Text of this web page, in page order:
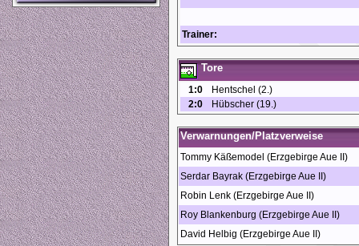
Trainer:
Tore
1:0
Hentschel (2.)
2:0
Hübscher (19.)
Verwarnungen/Platzverweise
Tommy Käßemodel (Erzgebirge Aue II)
Serdar Bayrak (Erzgebirge Aue II)
Robin Lenk (Erzgebirge Aue II)
Roy Blankenburg (Erzgebirge Aue II)
David Helbig (Erzgebirge Aue II)